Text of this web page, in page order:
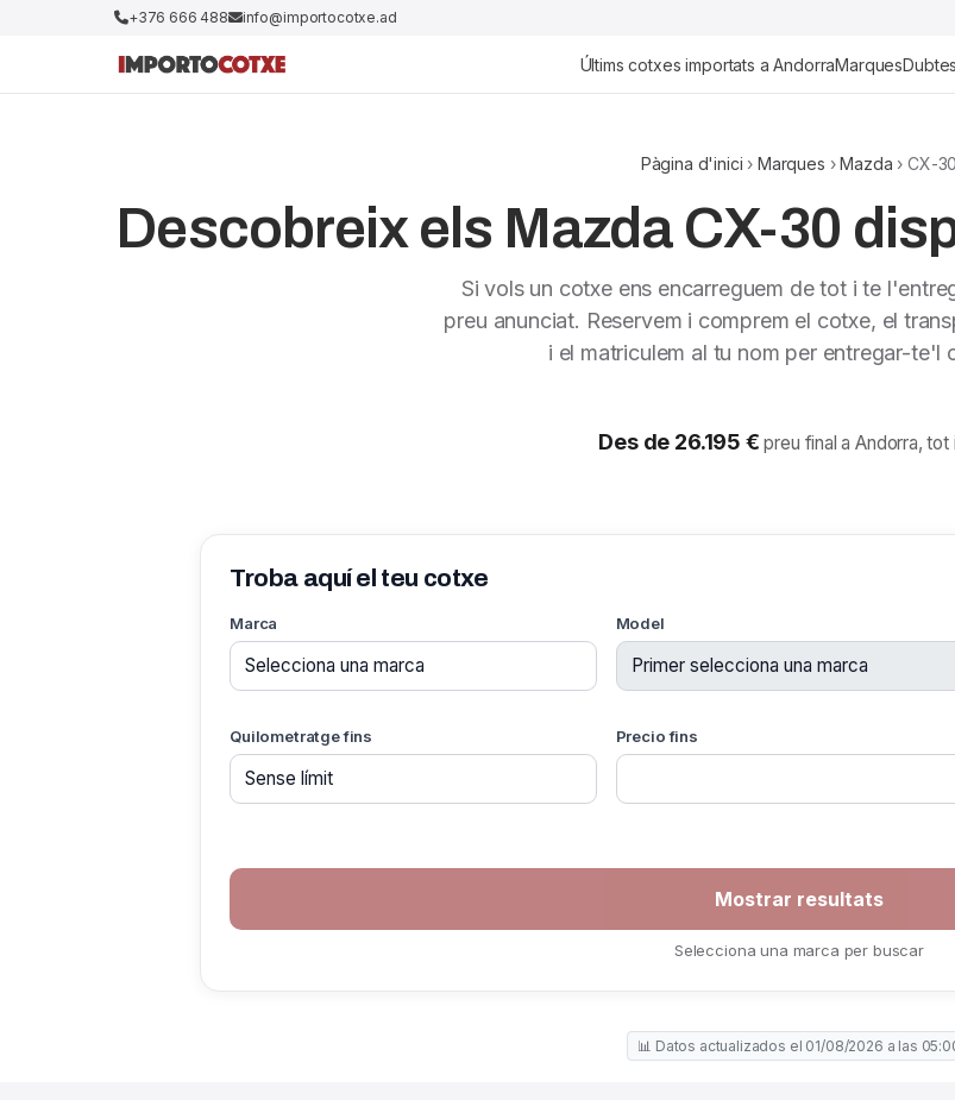
+376 666 488 info@importocotxe.ad
Últims cotxes importats a AndorraMarques
Pàgina d'inici › Marques ›Mazda › CX-30
Descobreix els Mazda CX-30
Si vols un cotxe ens encarreguem de tot i te
preu anunciat. Reservem i comprem el cotxe, el
i el matriculem al tu nom per entregar-te'l
Des de 26.195 €preu final a Andorra, tot
Troba aquí el teu cotxe
Marca Model
Quilometratge fins Precio fins
Selecciona una marca per buscar
📊 Datos actualizados el 01/08/2026 a las